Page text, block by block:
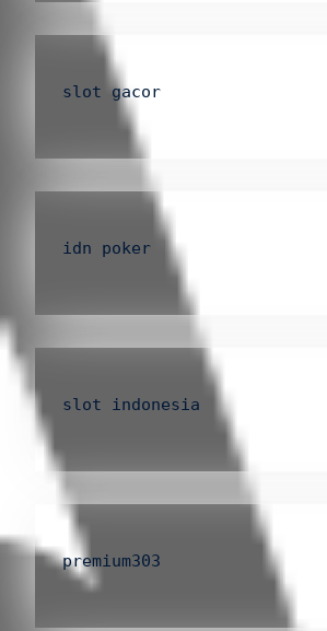
slot gacor
idn poker
slot indonesia
premium303